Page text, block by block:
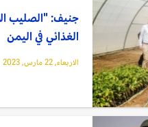
جنيف: "الصليب
الغذائي في اليمن
الاربعاء, 22 مارس, 2023